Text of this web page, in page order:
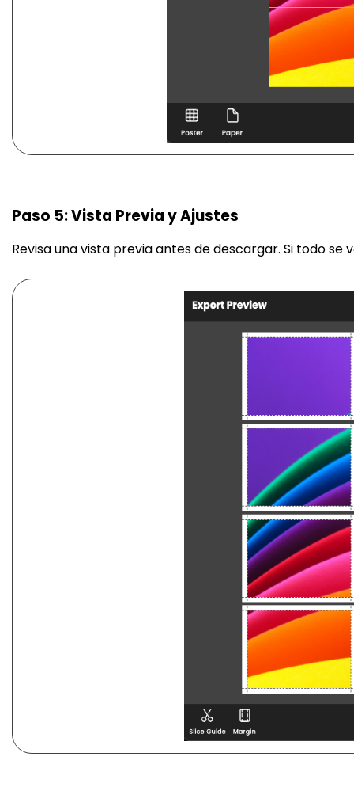
Paso 5: Vista Previa y Ajustes
Revisa una vista previa antes de descargar. Si todo se